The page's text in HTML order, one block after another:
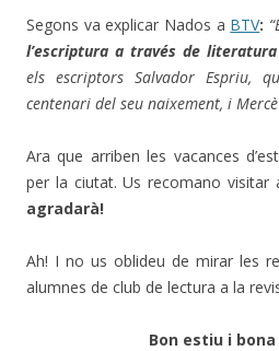
Segons va explicar Nados a BTV:
l’escriptura a través de
els escriptors Salvador Espriu,
centenari del seu naixement, i Mercè
Ara que arriben les vacances
per la ciutat. Us recomano visitar
agradarà!
Ah! I no us oblideu de mirar les
alumnes de club de lectura a la
Bon estiu i